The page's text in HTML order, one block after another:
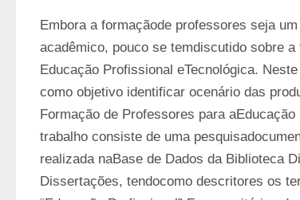
Embora a formaçãode professores seja
acadêmico, pouco se temdiscutido sobre
Educação Profissional eTecnológica.
como objetivo identificar ocenário das
Formação de Professores para
trabalho consiste de uma
realizada naBase de Dados da Biblioteca
Dissertações, tendocomo descritores os